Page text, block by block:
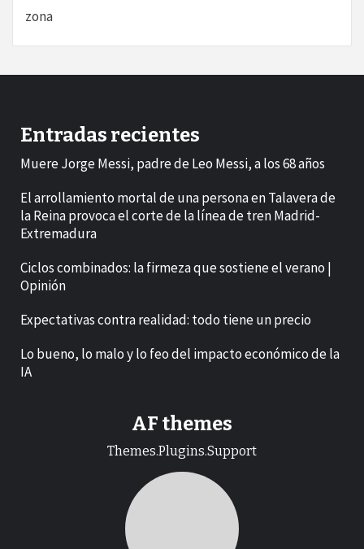
zona
Entradas recientes
Muere Jorge Messi, padre de Leo Messi, a los 68 años
El arrollamiento mortal de una persona en Talavera de
la Reina provoca el corte de la línea de tren Madrid-
Extremadura
Ciclos combinados: la firmeza que sostiene el verano |
Opinión
Expectativas contra realidad: todo tiene un precio
Lo bueno, lo malo y lo feo del impacto económico de la
IA
AF themes
Themes.Plugins.Support